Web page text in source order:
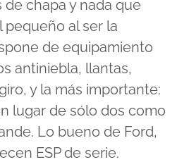
de chapa y nada que
pequeño al ser la
de equipamiento
antiniebla, llantas,
y la más importante:
lugar de sólo dos como
Lo bueno de Ford,
ESP de serie.